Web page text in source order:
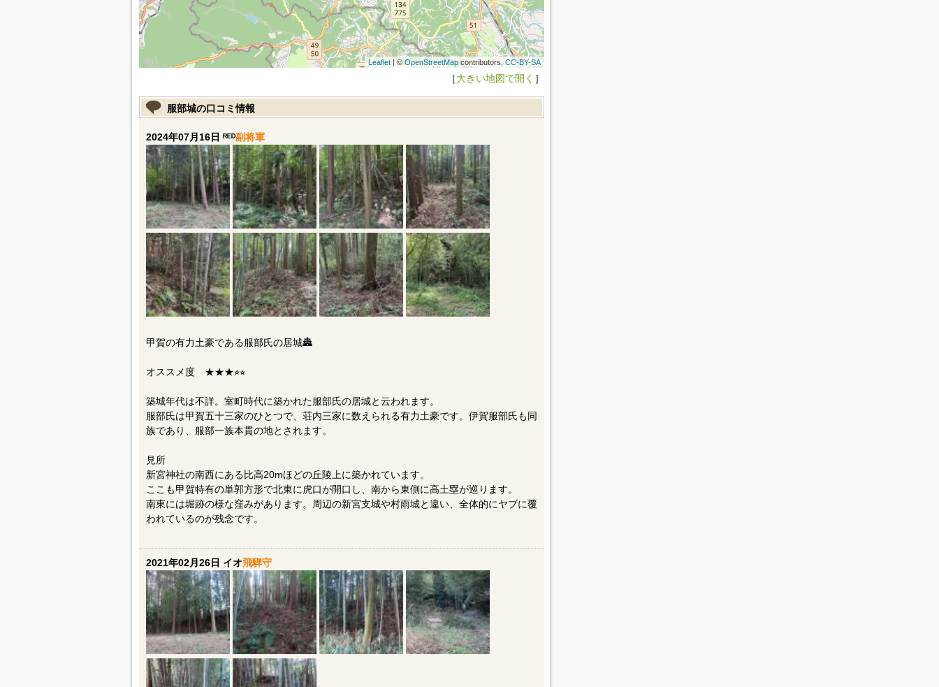
Leaflet| © OpenStreetMapcontributors, CC-BY-SA
［大きい地図で開く ］
服部城の口コミ情報
2024年07月16日 ᴿᴱᴰ副将軍
甲賀の有力土豪である服部氏の居城🏯
オススメ度 ★★★⭐︎⭐︎
築城年代は不詳。室町時代に築かれた服部氏の居城と云われます。
服部氏は甲賀五十三家のひとつで、荘内三家に数えられる有力土豪です。伊賀服部氏も同
族であり、服部一族本貫の地とされます。
見所
新宮神社の南西にある比高20mほどの丘陵上に築かれています。
ここも甲賀特有の単郭方形で北東に虎口が開口し、南から東側に高土塁が巡ります。
南東には堀跡の様な窪みがあります。周辺の新宮支城や村雨城と違い、全体的にヤブに覆
われているのが残念です。
2021年02月26日 イオ飛騨守